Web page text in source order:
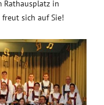
Rathausplatz in
sich auf Sie!